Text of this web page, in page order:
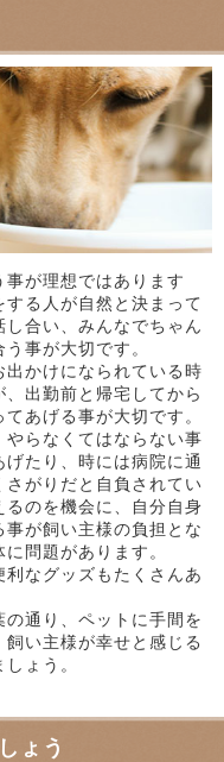
が理想ではあります
る人が自然と決まって
合い、みんなでちゃん
事が大切です。
かけになられている時
出勤前と帰宅してから
あげる事が大切です。
らなくてはならない事
たり、時には病院に通
がりだと自負されてい
のを機会に、自分自身
が飼い主様の負担とな
問題があります。
なグッズもたくさんあ
の通り、ペットに手間を
い主様が幸せと感じる
ょう。
ょう